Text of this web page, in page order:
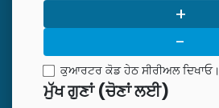
+
-
ਕੁਆਰਟਰ ਕੋਡ ਹੇਠ ਸੀਰੀਅਲ ਦਿਖਾਓ।
ਮੁੱਖ ਗੁਣਾਂ (ਚੋਣਾਂ ਲਈ)